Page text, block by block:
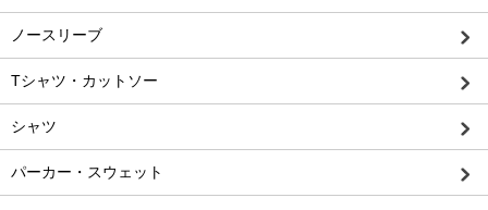
ノースリーブ
Tシャツ・カットソー
シャツ
パーカー・スウェット